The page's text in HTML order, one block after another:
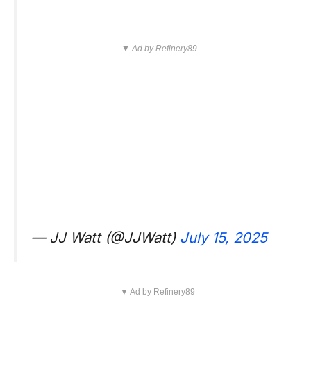
▼ Ad by Refinery89
— JJ Watt (@JJWatt) July 15, 2025
▼ Ad by Refinery89